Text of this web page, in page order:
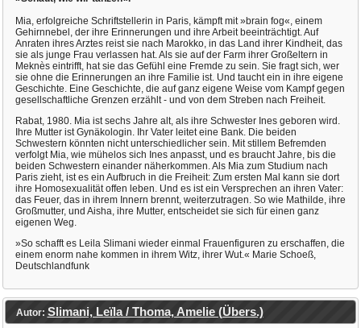
Mia, erfolgreiche Schriftstellerin in Paris, kämpft mit »brain fog«, einem
Gehirnnebel, der ihre Erinnerungen und ihre Arbeit beeinträchtigt. Auf
Anraten ihres Arztes reist sie nach Marokko, in das Land ihrer Kindheit, das
sie als junge Frau verlassen hat. Als sie auf der Farm ihrer Großeltern in
Meknès eintrifft, hat sie das Gefühl eine Fremde zu sein. Sie fragt sich, wer
sie ohne die Erinnerungen an ihre Familie ist. Und taucht ein in ihre eigene
Geschichte. Eine Geschichte, die auf ganz eigene Weise vom Kampf gegen
gesellschaftliche Grenzen erzählt - und von dem Streben nach Freiheit.
Rabat, 1980. Mia ist sechs Jahre alt, als ihre Schwester Ines geboren wird.
Ihre Mutter ist Gynäkologin. Ihr Vater leitet eine Bank. Die beiden
Schwestern könnten nicht unterschiedlicher sein. Mit stillem Befremden
verfolgt Mia, wie mühelos sich Ines anpasst, und es braucht Jahre, bis die
beiden Schwestern einander näherkommen. Als Mia zum Studium nach
Paris zieht, ist es ein Aufbruch in die Freiheit: Zum ersten Mal kann sie dort
ihre Homosexualität offen leben. Und es ist ein Versprechen an ihren Vater:
das Feuer, das in ihrem Innern brennt, weiterzutragen. So wie Mathilde, ihre
Großmutter, und Aisha, ihre Mutter, entscheidet sie sich für einen ganz
eigenen Weg.
»So schafft es Leila Slimani wieder einmal Frauenfiguren zu erschaffen, die
einem enorm nahe kommen in ihrem Witz, ihrer Wut.« Marie Schoeß,
Deutschlandfunk
Autor: Slimani, Leïla / Thoma, Amelie (Übers.)